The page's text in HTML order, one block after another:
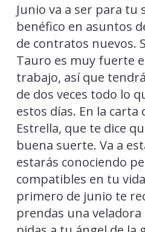
Junio va a ser para
benéfico en asuntos
de contratos nuevos.
Tauro es muy fuerte
trabajo, así que
de dos veces todo lo
estos días. En la
Estrella, que te dice
buena suerte. Va a
estarás conociendo
compatibles en tu
primero de junio te
prendas una